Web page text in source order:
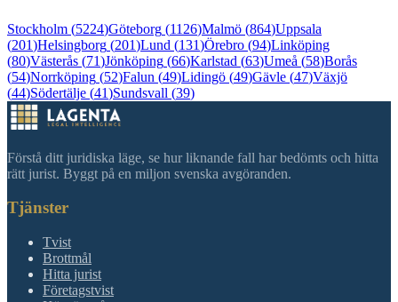
Stockholm (5224)Göteborg (1126)Malmö (864)Uppsala
(201)Helsingborg (201)Lund (131)Örebro (94)Linköping
(80)Västerås (71)Jönköping (66)Karlstad (63)Umeå (58)Borås
(54)Norrköping (52)Falun (49)Lidingö (49)Gävle (47)Växjö
(44)Södertälje (41)Sundsvall (39)
Förstå ditt juridiska läge, se hur liknande fall har bedömts och hitta
rätt jurist. Byggt på en miljon svenska avgöranden.
Tjänster
Tvist
Brottmål
Hitta jurist
Företagstvist